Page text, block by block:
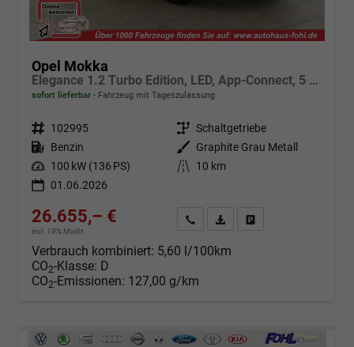
Opel Mokka
Elegance 1.2 Turbo Edition, LED, App-Connect, 5 J.-Garantie
sofort lieferbar Fahrzeug mit Tageszulassung
Fahrzeugnr. 102995 Getriebe Schaltgetriebe
Kraftstoff Benzin Außenfarbe
Graphite Grau Metall
Leistung 100 kW (136 PS) Kilometerstand
10 km
01.06.2026
26.655,– €
incl. 19% MwSt.
Angebot anfordern
Fahrzeugexpose (PDF)
Verbrauch kombiniert: 5,60 l/100km
CO2-Klasse: D
CO2-Emissionen: 127,00 g/km